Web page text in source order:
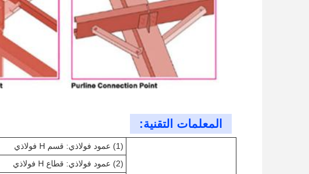
المعلمات التقنية:
(1) عمود فولاذي: قسم H فولاذي
(2) عمود فولاذي: قطاع H فولاذي